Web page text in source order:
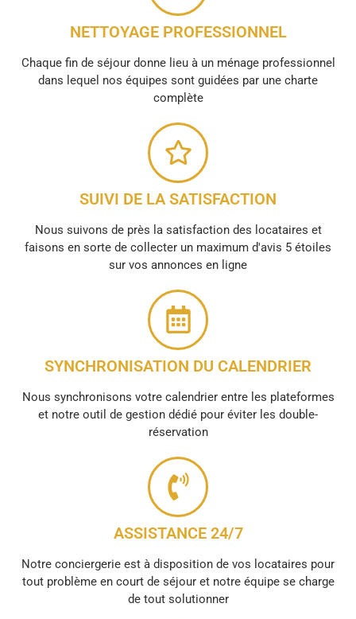
NETTOYAGE PROFESSIONNEL
Chaque fin de séjour donne lieu à un ménage professionnel
dans lequel nos équipes sont guidées par une charte
complète
SUIVI DE LA SATISFACTION
Nous suivons de près la satisfaction des locataires et
faisons en sorte de collecter un maximum d'avis 5 étoiles
sur vos annonces en ligne
SYNCHRONISATION DU CALENDRIER
Nous synchronisons votre calendrier entre les plateformes
et notre outil de gestion dédié pour éviter les double-
réservation
ASSISTANCE 24/7
Notre conciergerie est à disposition de vos locataires pour
tout problème en court de séjour et notre équipe se charge
de tout solutionner